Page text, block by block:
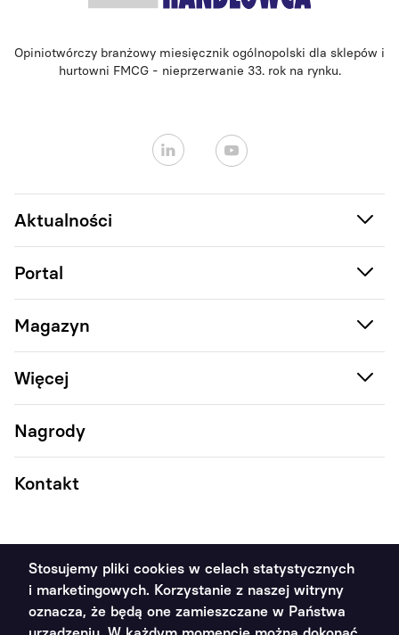
Opiniotwórczy branżowy miesięcznik ogólnopolski dla sklepów i
hurtowni FMCG - nieprzerwanie 33. rok na rynku.
Aktualności
Portal
Magazyn
Więcej
Nagrody
Kontakt
2011 - 2026 Poradnik Handlowca ©. Wszystkie prawa
zastrzeżone
Stosujemy pliki cookies w celach statystycznych
i marketingowych. Korzystanie z naszej witryny
oznacza, że będą one zamieszczane w Państwa